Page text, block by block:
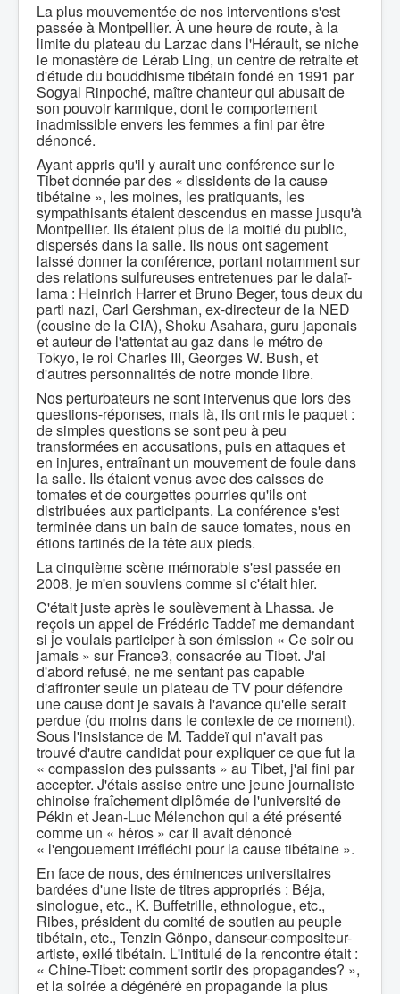
La plus mouvementée de nos interventions s'est
passée à Montpellier. À une heure de route, à la
limite du plateau du Larzac dans l'Hérault, se niche
le monastère de Lérab Ling, un centre de retraite et
d'étude du bouddhisme tibétain fondé en 1991 par
Sogyal Rinpoché, maître chanteur qui abusait de
son pouvoir karmique, dont le comportement
inadmissible envers les femmes a fini par être
dénoncé.
Ayant appris qu'il y aurait une conférence sur le
Tibet donnée par des « dissidents de la cause
tibétaine », les moines, les pratiquants, les
sympathisants étaient descendus en masse jusqu'à
Montpellier. Ils étaient plus de la moitié du public,
dispersés dans la salle. Ils nous ont sagement
laissé donner la conférence, portant notamment sur
des relations sulfureuses entretenues par le dalaï-
lama : Heinrich Harrer et Bruno Beger, tous deux du
parti nazi, Carl Gershman, ex-directeur de la NED
(cousine de la CIA), Shoku Asahara, guru japonais
et auteur de l'attentat au gaz dans le métro de
Tokyo, le roi Charles III, Georges W. Bush, et
d'autres personnalités de notre monde libre.
Nos perturbateurs ne sont intervenus que lors des
questions-réponses, mais là, ils ont mis le paquet :
de simples questions se sont peu à peu
transformées en accusations, puis en attaques et
en injures, entraînant un mouvement de foule dans
la salle. Ils étaient venus avec des caisses de
tomates et de courgettes pourries qu'ils ont
distribuées aux participants. La conférence s'est
terminée dans un bain de sauce tomates, nous en
étions tartinés de la tête aux pieds.
La cinquième scène mémorable s'est passée en
2008, je m'en souviens comme si c'était hier.
C'était juste après le soulèvement à Lhassa. Je
reçois un appel de Frédéric Taddeï me demandant
si je voulais participer à son émission « Ce soir ou
jamais » sur France3, consacrée au Tibet. J'ai
d'abord refusé, ne me sentant pas capable
d'affronter seule un plateau de TV pour défendre
une cause dont je savais à l'avance qu'elle serait
perdue (du moins dans le contexte de ce moment).
Sous l'insistance de M. Taddeï qui n'avait pas
trouvé d'autre candidat pour expliquer ce que fut la
« compassion des puissants » au Tibet, j'ai fini par
accepter. J'étais assise entre une jeune journaliste
chinoise fraîchement diplômée de l'université de
Pékin et Jean-Luc Mélenchon qui a été présenté
comme un « héros » car il avait dénoncé
« l'engouement irréfléchi pour la cause tibétaine ».
En face de nous, des éminences universitaires
bardées d'une liste de titres appropriés : Béja,
sinologue, etc., K. Buffetrille, ethnologue, etc.,
Ribes, président du comité de soutien au peuple
tibétain, etc., Tenzin Gönpo, danseur-compositeur-
artiste, exilé tibétain. L'intitulé de la rencontre était :
« Chine-Tibet: comment sortir des propagandes? »,
et la soirée a dégénéré en propagande la plus